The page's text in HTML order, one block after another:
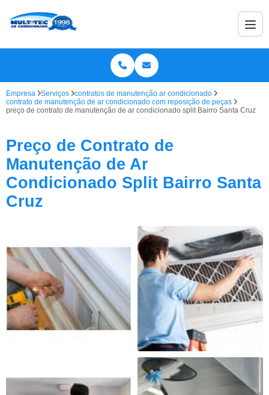
Empresa Serviços
contratos de manutenção ar condicionado
contrato de manutenção de ar condicionado com reposição de peças
preço de contrato de manutenção de ar condicionado split Bairro Santa Cruz
Preço de Contrato de
Manutenção de Ar
Condicionado Split Bairro Santa
Cruz